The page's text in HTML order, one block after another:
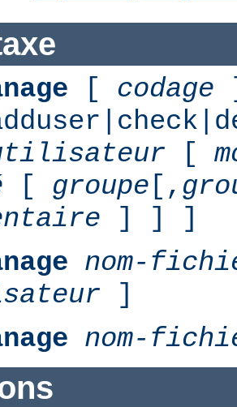
[ codage
[
[ groupe [,
] ] ]
nom-
]
nom-